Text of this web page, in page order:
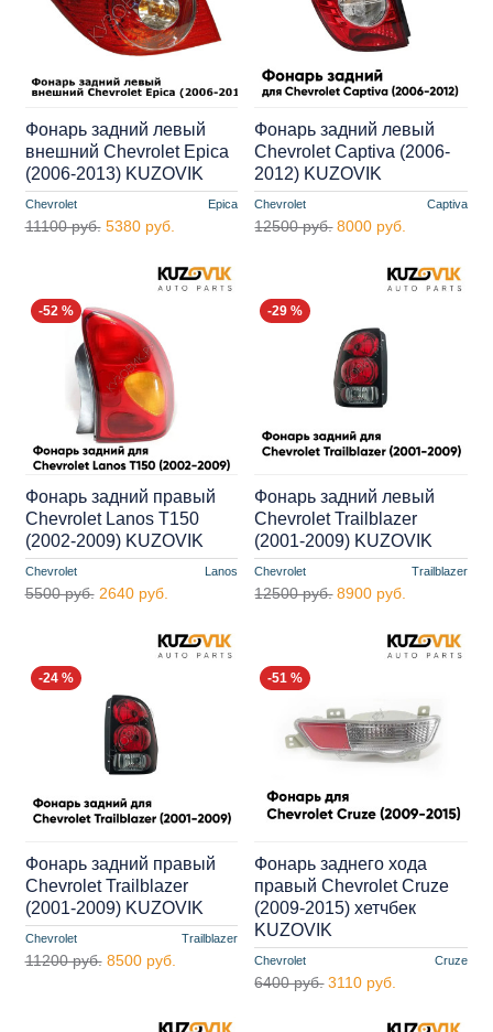
Chevrolet Epica
Фонарь задний левый
внешний Chevrolet Epica
(2006-2013) KUZOVIK
11100 руб. 5380 руб.
Chevrolet Captiva
Фонарь задний левый
Chevrolet Captiva (2006-
2012) KUZOVIK
12500 руб. 8000 руб.
-52 %
Chevrolet Lanos
Фонарь задний правый
Chevrolet Lanos T150
(2002-2009) KUZOVIK
5500 руб. 2640 руб.
-29 %
Chevrolet Trailblazer
Фонарь задний левый
Chevrolet Trailblazer
(2001-2009) KUZOVIK
12500 руб. 8900 руб.
-24 %
Chevrolet Trailblazer
Фонарь задний правый
Chevrolet Trailblazer
(2001-2009) KUZOVIK
11200 руб. 8500 руб.
-51 %
Chevrolet Cruze
Фонарь заднего хода
правый Chevrolet Cruze
(2009-2015) хетчбек
KUZOVIK
6400 руб. 3110 руб.